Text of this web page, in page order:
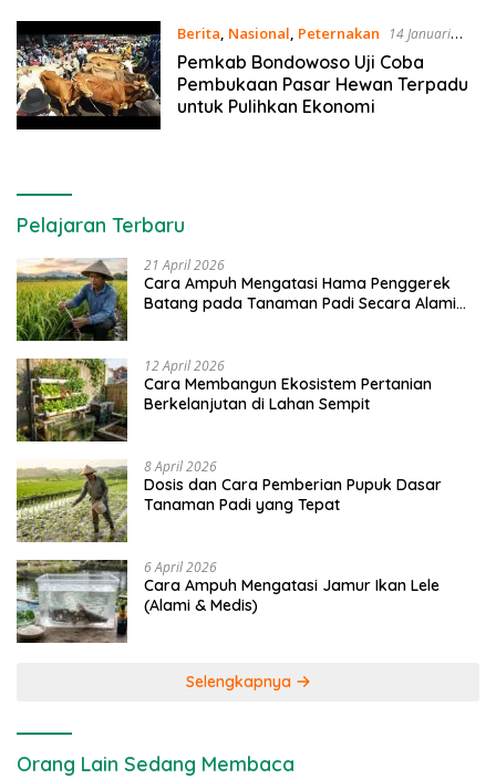
Berita, Nasional, Peternakan
14 Januari
2021
Pemkab Bondowoso Uji Coba
Pembukaan Pasar Hewan Terpadu
untuk Pulihkan Ekonomi
Pelajaran Terbaru
21 April 2026
Cara Ampuh Mengatasi Hama Penggerek
Batang pada Tanaman Padi Secara Alami
12 April 2026
Cara Membangun Ekosistem Pertanian
Berkelanjutan di Lahan Sempit
8 April 2026
Dosis dan Cara Pemberian Pupuk Dasar
Tanaman Padi yang Tepat
6 April 2026
Cara Ampuh Mengatasi Jamur Ikan Lele
(Alami & Medis)
Selengkapnya
Orang Lain Sedang Membaca